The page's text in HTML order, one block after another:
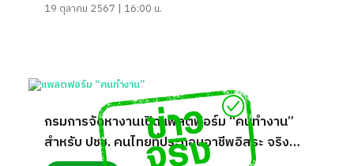
19 ตุลาคม 2567 | 16:00 น.
กรมการจัดหางานเปิดแพลตฟอร์ม “คนทำงาน”
สำหรับ ปชช. คนไทยที่ประกอบอาชีพอิสระ จริง